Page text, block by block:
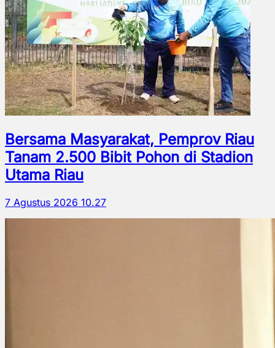
Bersama Masyarakat, Pemprov Riau
Tanam 2.500 Bibit Pohon di Stadion
Utama Riau
7 Agustus 2026 10.27